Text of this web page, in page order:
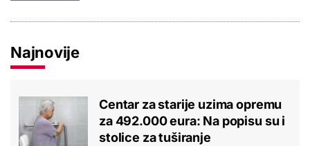
Najnovije
Centar za starije uzima opremu
za 492.000 eura: Na popisu su i
stolice za tuširanje